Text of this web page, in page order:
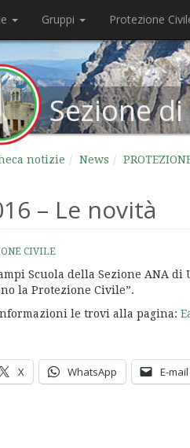
Gruppi Protezione
Sezione
notizie News
– Le novità
CIVILE
Scuola della Sezione ANA
la Protezione Civile”.
le trovi alla pagina:
X WhatsApp E-mail